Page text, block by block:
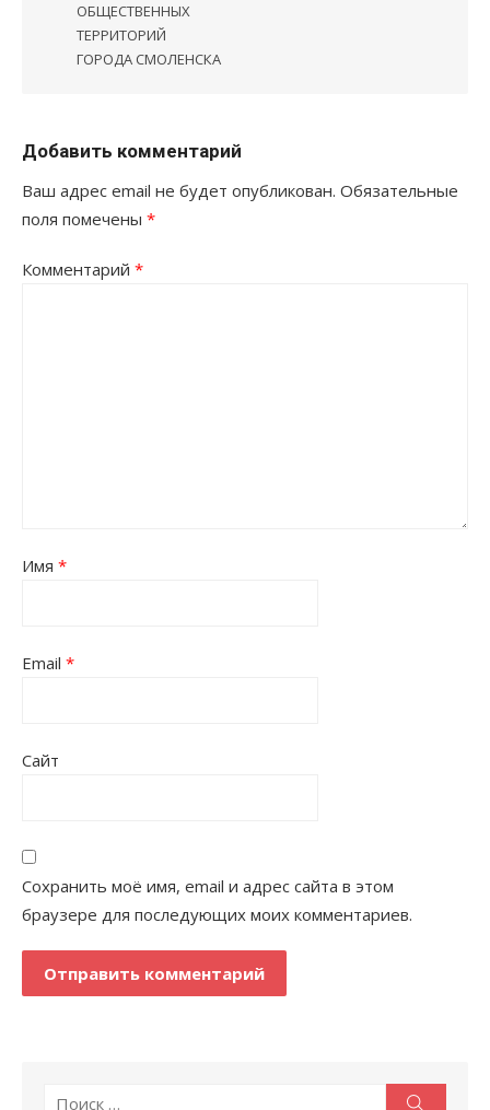
ОБЩЕСТВЕННЫХ
ТЕРРИТОРИЙ
ГОРОДА СМОЛЕНСКА
Добавить комментарий
Ваш адрес email не будет опубликован. Обязательные
поля помечены *
Комментарий *
Имя *
Email *
Сайт
Сохранить моё имя, email и адрес сайта в этом
браузере для последующих моих комментариев.
Поиск